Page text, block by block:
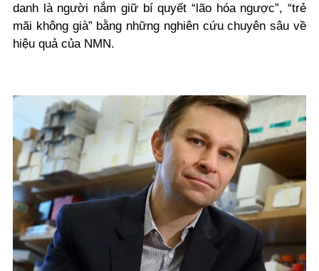
danh là người nắm giữ bí quyết “lão hóa ngược”, “trẻ
mãi không già” bằng những nghiên cứu chuyên sâu về
hiệu quả của NMN.